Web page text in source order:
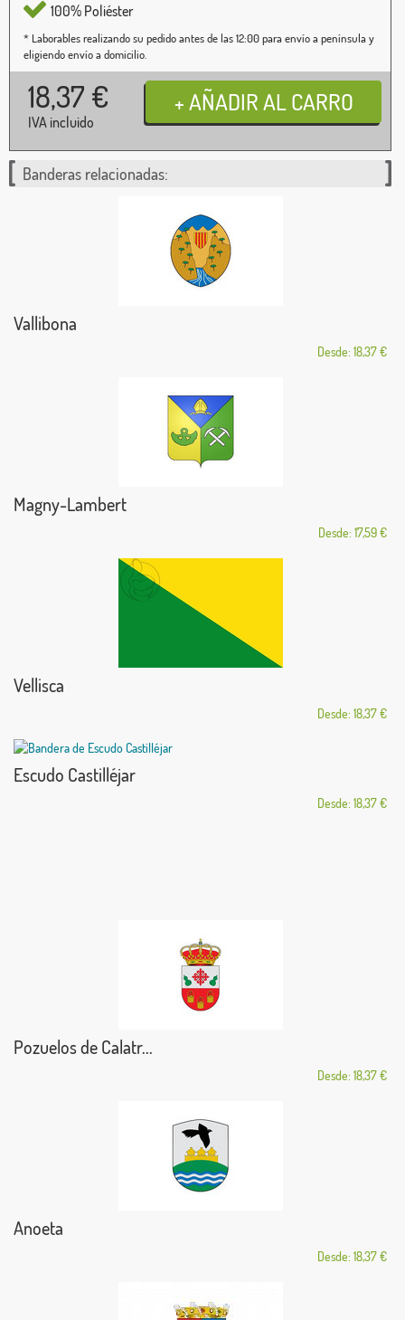
100% Poliéster
* Laborables realizando su pedido antes de las 12:00 para envío a península y
eligiendo envío a domicilio.
18,37 €
IVA incluido
Banderas relacionadas:
Vallibona
Desde: 18,37 €
Magny-Lambert
Desde: 17,59 €
Vellisca
Desde: 18,37 €
Escudo Castilléjar
Desde: 18,37 €
Pozuelos de Calatr...
Desde: 18,37 €
Anoeta
Desde: 18,37 €